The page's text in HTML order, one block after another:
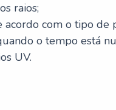
raios;
com o tipo de
o tempo está
UV.